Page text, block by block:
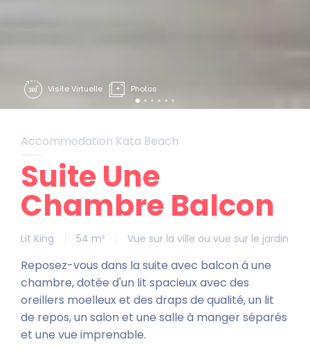
Accommodation Kata Beach
Suite Une
Chambre Balcon
Lit King 54 m² Vue sur la ville ou vue sur le jardin
Reposez-vous dans la suite avec balcon à une
chambre, dotée d'un lit spacieux avec des
oreillers moelleux et des draps de qualité, un lit
de repos, un salon et une salle à manger séparés
et une vue imprenable.
Visite Virtuelle Photos